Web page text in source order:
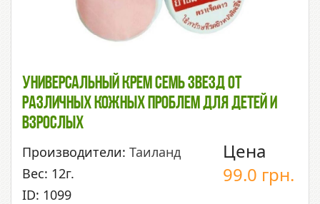
Универсальный Крем Семь Звезд От
Различных Кожных Проблем Для Детей И
Взрослых
Производители: Таиланд
Вес: 12г.
ID: 1099
Цена
99.0 грн.